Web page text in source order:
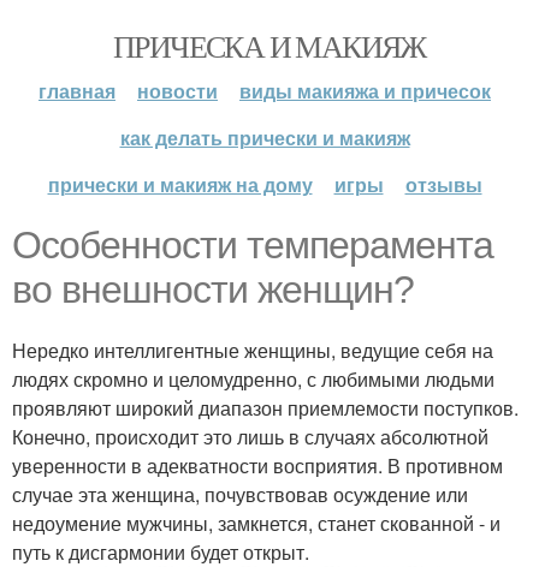
ПРИЧЕСКА И МАКИЯЖ
главная новости
виды макияжа и причесок
как делать прически и макияж
прически и макияж на дому
игры отзывы
Особенности темперамента
во внешности женщин?
Нередко интеллигентные женщины, ведущие себя на
людях скромно и целомудренно, с любимыми людьми
проявляют широкий диапазон приемлемости поступков.
Конечно, происходит это лишь в случаях абсолютной
уверенности в адекватности восприятия. В противном
случае эта женщина, почувствовав осуждение или
недоумение мужчины, замкнется, станет скованной - и
путь к дисгармонии будет открыт.